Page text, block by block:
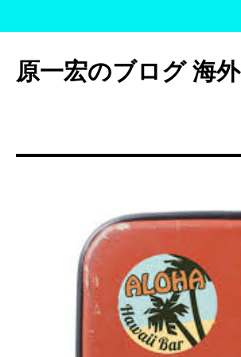
テ
ン
ッ
原一宏のブログ 海